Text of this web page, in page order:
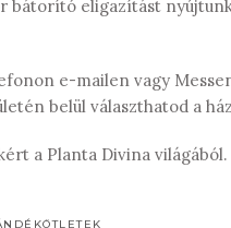
bátorító eligazítást
e-mailen vagy
belül választhatod a
a Planta Divina világából.